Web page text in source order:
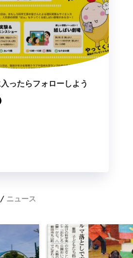
ったらフォローしよう
ニュース